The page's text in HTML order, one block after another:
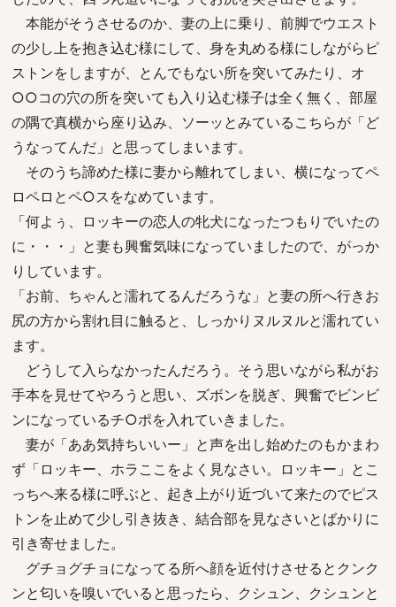
本能がそうさせるのか、妻の上に乗り、前脚でウエスト
の少し上を抱き込む様にして、身を丸める様にしながらピ
ストンをしますが、とんでもない所を突いてみたり、オ
○○コの穴の所を突いても入り込む様子は全く無く、部屋
の隅で真横から座り込み、ソーッとみているこちらが「ど
うなってんだ」と思ってしまいます。
そのうち諦めた様に妻から離れてしまい、横になってペ
ロペロとペ○スをなめています。
「何よぅ、ロッキーの恋人の牝犬になったつもりでいたの
に・・・」と妻も興奮気味になっていましたので、がっか
りしています。
「お前、ちゃんと濡れてるんだろうな」と妻の所へ行きお
尻の方から割れ目に触ると、しっかりヌルヌルと濡れてい
ます。
どうして入らなかったんだろう。そう思いながら私がお
手本を見せてやろうと思い、ズボンを脱ぎ、興奮でビンビ
ンになっているチ○ポを入れていきました。
妻が「ああ気持ちいいー」と声を出し始めたのもかまわ
ず「ロッキー、ホラここをよく見なさい。ロッキー」とこ
っちへ来る様に呼ぶと、起き上がり近づいて来たのでピス
トンを止めて少し引き抜き、結合部を見なさいとばかりに
引き寄せました。
グチョグチョになってる所へ顔を近付けさせるとクンク
ンと匂いを嗅いでいると思ったら、クシュン、クシュンと